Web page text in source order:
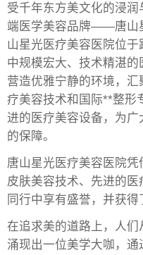
受千年东方美文化的浸
端医学美容品牌——唐山
山星光医疗美容医院位
中规模宏大、技术精湛
营造优雅宁静的环境，
疗美容技术和国际**整形
进的医疗美容设备，为
的保障。
唐山星光医疗美容医院
皮肤美容技术、先进的
同行中享有盛誉，并获得
在追求美的道路上，人
涌现出一位美学大咖，